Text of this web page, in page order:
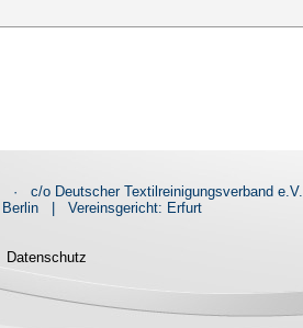
·
c/o Deutscher Textilreinigungsverband e.V.
Vereinsgericht: Erfurt
Datenschutz